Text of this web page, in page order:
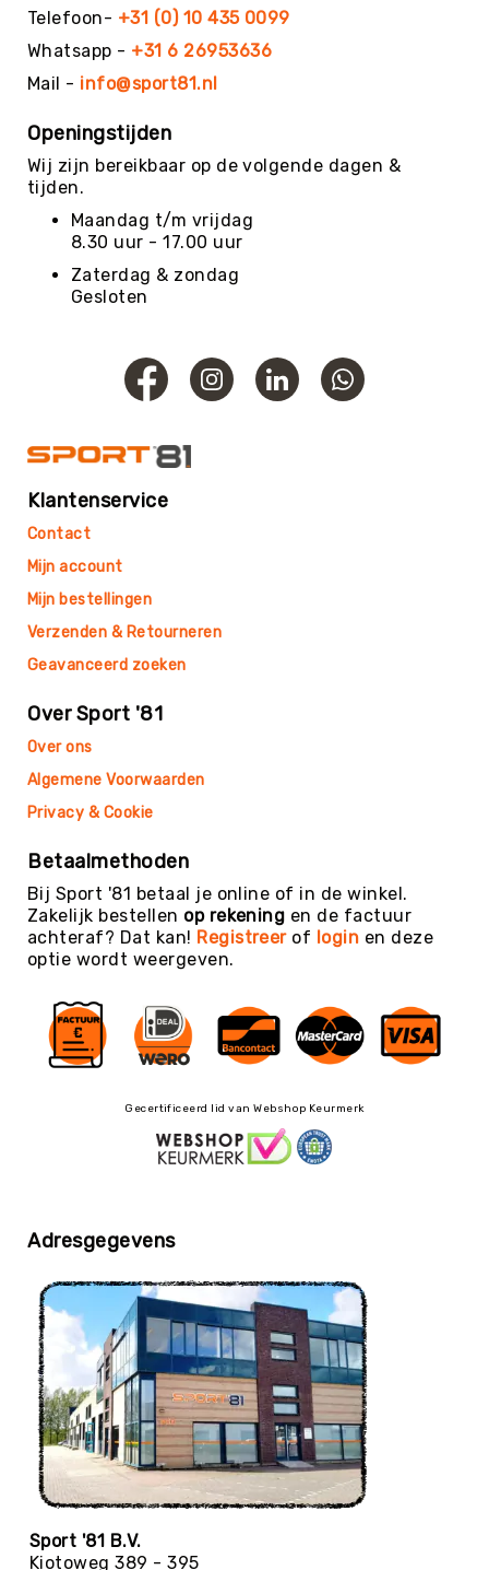
Pilates
Poull
Rugby
Scouting/Outdoor
Skate
Speedbadminton
Squash
Steppen
Tafelvoetbal
Tchouks
Teambuilding
Tennis
Trampolinespringen
Trendsporten
/
Gymnastiek
&
Voetbal
Volleybal
Yoga
Meditatie
Yoga
Bolsters
Yoga
Meditatiekussens
Yoga
Pakketten
Yogamat
reiniging
Zaalvoetbal
Zaalvoetballen
Zeskamp
Zwemmen
BALLEN
Sportballen
American
Telefoon- +31 (0) 10 435 0099
Whatsapp - +31 6 26953636
Mail - info@sport81.nl
Openingstijden
Wij zijn bereikbaar op de volgende dagen &
tijden.
Maandag t/m vrijdag
8.30 uur - 17.00 uur
Zaterdag & zondag
Gesloten
Klantenservice
Contact
Mijn account
Mijn bestellingen
Verzenden & Retourneren
Geavanceerd zoeken
Over Sport '81
Over ons
Algemene Voorwaarden
Privacy & Cookie
Betaalmethoden
Bij Sport '81 betaal je online of in de winkel.
Zakelijk bestellen op rekening en de factuur
achteraf? Dat kan! Registreerof login en deze
optie wordt weergeven.
Gecertificeerd lid van Webshop Keurmerk
Adresgegevens
Sport '81 B.V.
Kiotoweg 389 - 395